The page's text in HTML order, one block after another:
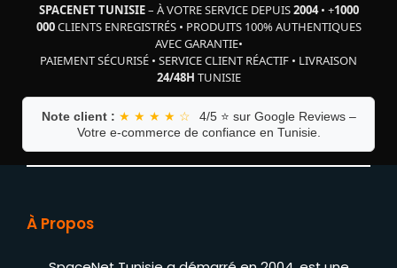
SPACENET TUNISIE– À VOTRE SERVICE DEPUIS2004• +1000
000CLIENTS ENREGISTRÉS• PRODUITS 100% AUTHENTIQUES
AVEC GARANTIE•
PAIEMENT SÉCURISÉ • SERVICE CLIENT RÉACTIF • LIVRAISON
24/48H TUNISIE
Note client : ★ ★ ★ ★ ☆
4/5 ⭐ sur Google Reviews –
Votre e-commerce de confiance en Tunisie.
À Propos